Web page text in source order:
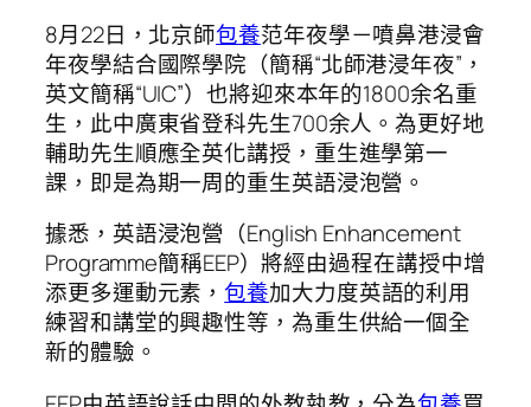
8月22日，北京師包養范年夜學－噴鼻港浸會
年夜學結合國際學院（簡稱“北師港浸年夜”，
英文簡稱“UIC”）也將迎來本年的1800余名重
生，此中廣東省登科先生700余人。為更好地
輔助先生順應全英化講授，重生進學第一
課，即是為期一周的重生英語浸泡營。
據悉，英語浸泡營（English Enhancement
Programme簡稱EEP）將經由過程在講授中增
添更多運動元素，包養加大力度英語的利用
練習和講堂的興趣性等，為重生供給一個全
新的體驗。